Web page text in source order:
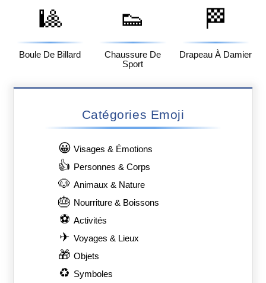
🎱
Boule De Billard
👟
Chaussure De
Sport
🏁
Drapeau À Damier
Catégories Emoji
😀 Visages & Émotions
👍 Personnes & Corps
🐶 Animaux & Nature
🎂 Nourriture & Boissons
⚽ Activités
✈ Voyages & Lieux
🎁 Objets
♻ Symboles